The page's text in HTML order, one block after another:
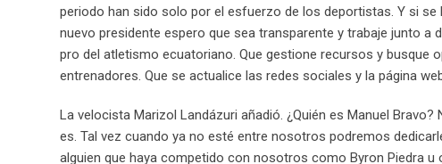
periodo han sido solo por el esfuerzo de los deportistas. Y si
nuevo presidente espero que sea transparente y trabaje junto
pro del atletismo ecuatoriano. Que gestione recursos y busque
entrenadores. Que se actualice las redes sociales y la página
La velocista Marizol Landázuri añadió. ¿Quién es Manuel
es. Tal vez cuando ya no esté entre nosotros podremos
alguien que haya competido con nosotros como Byron Piedra